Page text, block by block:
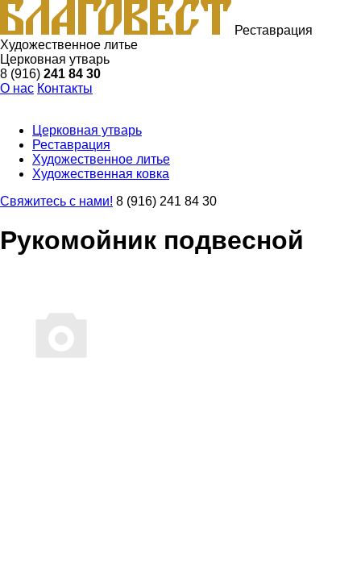
Реставрация
Художественное литье
Церковная утварь
8 (916) 241 84 30
О нас Контакты
Церковная утварь
Реставрация
Художественное литье
Художественная ковка
Свяжитесь с нами! 8 (916) 241 84 30
Рукомойник подвесной